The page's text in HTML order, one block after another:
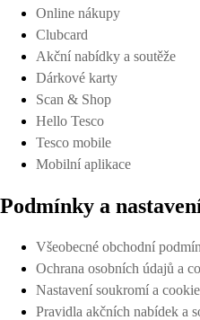
Online nákupy
Clubcard
Akční nabídky a soutěže
Dárkové karty
Scan & Shop
Hello Tesco
Tesco mobile
Mobilní aplikace
Podmínky a
Všeobecné obchodní
Ochrana osobních údajů a
Nastavení soukromí a
Pravidla akčních nabídek a